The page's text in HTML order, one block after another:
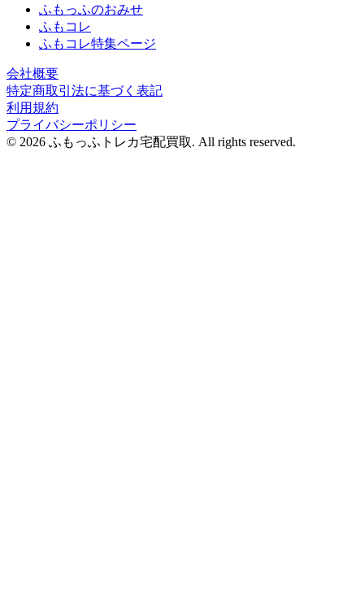
ふもっふのおみせ
ふもコレ
ふもコレ特集ページ
会社概要
特定商取引法に基づく表記
利用規約
プライバシーポリシー
© 2026 ふもっふトレカ宅配買取. All rights reserved.